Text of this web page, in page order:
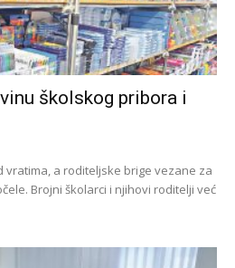
školskog pribora i
vratima, a roditeljske brige vezane za
Brojni školarci i njihovi roditelji već